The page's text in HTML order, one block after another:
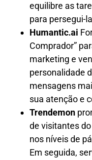
equilibre as
para persegui-
Humantic.ai
Comprador”
marketing e
personalidade
mensagens
sua atenção e
Trendemon
de visitantes
nos níveis de
Em seguida,